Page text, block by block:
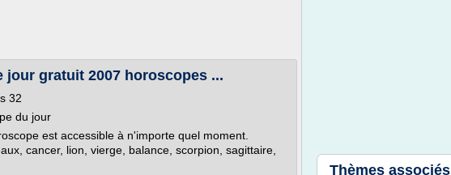
gratuit 2007 horoscopes ...
32
du jour
est accessible à n'importe quel moment.
cancer, lion, vierge, balance, scorpion, sagittaire,
Thèmes associés